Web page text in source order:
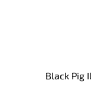
Black Pig